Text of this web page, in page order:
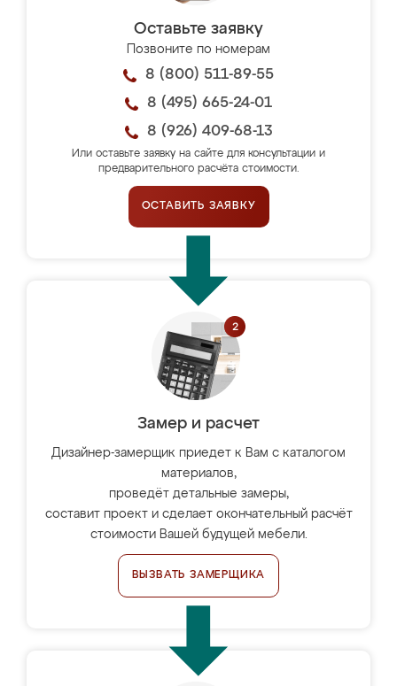
Оставьте заявку
Позвоните по номерам
8 (800) 511-89-55
8 (495) 665-24-01
8 (926) 409-68-13
Или оставьте заявку на сайте для консультации и
предварительного расчёта стоимости.
ОСТАВИТЬ ЗАЯВКУ
Замер и расчет
Дизайнер-замерщик приедет к Вам с каталогом
материалов,
проведёт детальные замеры,
составит проект и сделает окончательный расчёт
стоимости Вашей будущей мебели.
ВЫЗВАТЬ ЗАМЕРЩИКА